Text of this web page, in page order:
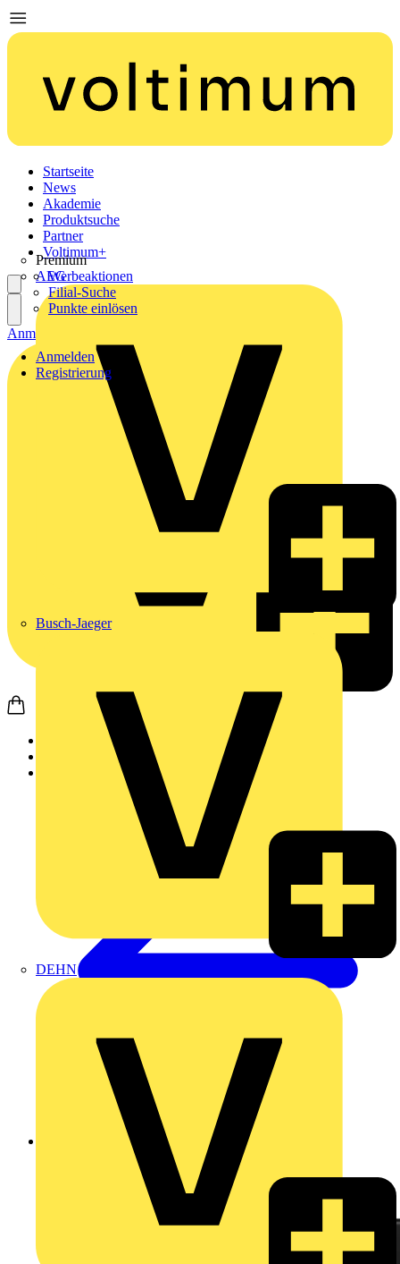
Startseite
News
Akademie
Produktsuche
Partner
Premium
AEG
Busch-Jaeger
DEHN
Voltimum+
Werbeaktionen
Filial-Suche
Punkte einlösen
Anmelden
Registrierung
Anmelden
Zurück zu Produkte